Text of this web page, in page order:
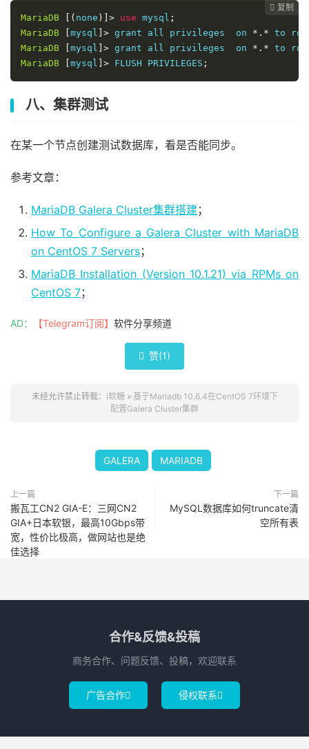
 复制
 复制
 复制
MariaDB
[( none )]> use mysql ;
MariaDB
mysql ]> grant all privileges  on *.* to
MariaDB
mysql ]> grant all privileges  on *.* to
MariaDB
mysql ]> FLUSH PRIVILEGES ;
八、集群测试
在某一个节点创建测试数据库，看是否能同步。
参考文章：
MariaDB Galera Cluster集群搭建；
How To Configure a Galera Cluster with MariaDB
on CentOS 7 Servers；
MariaDB Installation (Version 10.1.21) via RPMs on
CentOS 7；
AD： 【Telegram订阅】 软件分享频道
 赞(1)
未经允许禁止转载： i软糖» 基于Mariadb 10.6.4在CentOS 7环境下
配置Galera Cluster集群
GALERA MARIADB
上一篇
搬瓦工CN2 GIA-E：三网CN2
GIA+日本软银，最高10Gbps带
宽，性价比极高，做网站也是绝
佳选择
下一篇
MySQL数据库如何truncate清
空所有表
合作&反馈&投稿
商务合作、问题反馈、投稿，欢迎联系
广告合作 侵权联系